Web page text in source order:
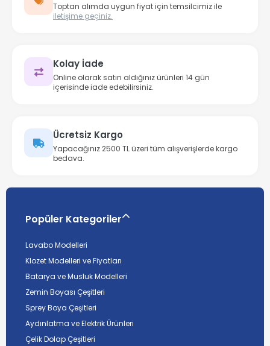
Toptan alımda uygun fiyat için temsilcimiz ile
iletişime geçiniz.
Kolay İade
Online olarak satın aldığınız ürünleri 14 gün
içerisinde iade edebilirsiniz.
Ücretsiz Kargo
Yapacağınız 2500 TL üzeri tüm alışverişlerde kargo
bedava.
Popüler Kategoriler
Lavabo Modelleri
Klozet Modelleri ve Fiyatları
Batarya ve Musluk Modelleri
Zemin Boyası Çeşitleri
Sprey Boya Çeşitleri
Aydınlatma ve Elektrik Ürünleri
Çelik Dolap Çeşitleri